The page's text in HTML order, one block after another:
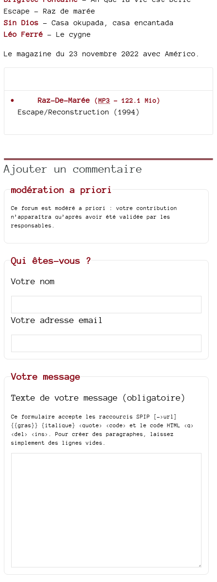
Escape - Raz de marée
Sin Dios - Casa okupada, casa encantada
Léo Ferré - Le cygne
Le magazine du 23 novembre 2022 avec Américo.
Raz-De-Marée (MP3 - 122.1 Mio)
Escape/Reconstruction (1994)
Ajouter un commentaire
modération a priori
Ce forum est modéré a priori : votre contribution
n’apparaîtra qu’après avoir été validée par les
responsables.
Qui êtes-vous ?
Votre nom
Votre adresse email
Votre message
Texte de votre message (obligatoire)
Ce formulaire accepte les raccourcis SPIP
[->url]
{{gras}} {italique} <quote> <code>
et le code HTML <q>
<del> <ins>
. Pour créer des paragraphes, laissez
simplement des lignes vides.